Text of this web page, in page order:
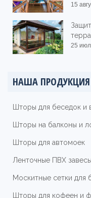
15
25
НАША ПРОДУКЦИЯ
Шторы для беседок и
Шторы на балконы и
Шторы для автомоек
Ленточные ПВХ завесы
Москитные сетки для
Шторы для кофеен и